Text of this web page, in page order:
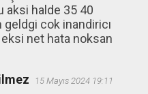
aksi halde 35 40
geldgi cok inandiricı
net hata noksan
15 Mayıs 2024 19:11